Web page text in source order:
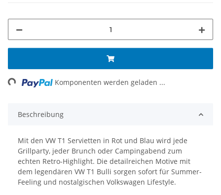
Komponenten werden geladen ...
Beschreibung
Mit den VW T1 Servietten in Rot und Blau wird jede
Grillparty, jeder Brunch oder Campingabend zum
echten Retro-Highlight. Die detailreichen Motive mit
dem legendären VW T1 Bulli sorgen sofort für Summer-
Feeling und nostalgischen Volkswagen Lifestyle.